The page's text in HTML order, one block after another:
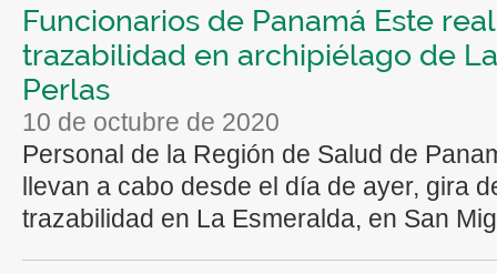
Funcionarios de Panamá Este
trazabilidad en archipiélago de
Perlas
10 de octubre de 2020
Personal de la Región de Salud de
llevan a cabo desde el día de ayer, gira
trazabilidad en La Esmeralda, en San